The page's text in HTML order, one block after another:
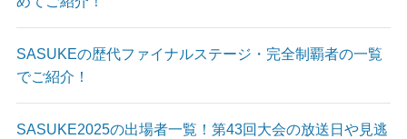
SASUKEの歴代ファイナルステージ・完全制覇者の一覧
でご紹介！
SASUKE2025の出場者一覧！第43回大会の放送日や見逃